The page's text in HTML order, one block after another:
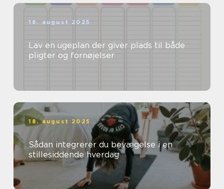
18. august 2025
Lav en ugeplan der giver plads til både
pligter og fornøjelser
18. august 2025
Sådan integrerer du bevægelse i en
stillesiddende hverdag